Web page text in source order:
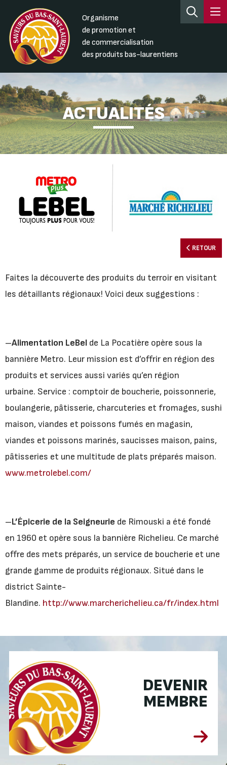
Organisme
de promotion et
de commercialisation
des produits bas-laurentiens
ACTUALITÉS
RETOUR
Faites la découverte des produits du terroir en visitant
les détaillants régionaux! Voici deux suggestions :
–Alimentation LeBel de La Pocatière opère sous la
bannière Metro. Leur mission est d’offrir en région des
produits et services aussi variés qu’en région
urbaine. Service : comptoir de boucherie, poissonnerie,
boulangerie, pâtisserie, charcuteries et fromages, sushi
maison, viandes et poissons fumés en magasin,
viandes et poissons marinés, saucisses maison, pains,
pâtisseries et une multitude de plats préparés maison.
www.metrolebel.com/
–L’Épicerie de la Seigneurie de Rimouski a été fondé
en 1960 et opère sous la bannière Richelieu. Ce marché
offre des mets préparés, un service de boucherie et une
grande gamme de produits régionaux. Situé dans le
district Sainte-
Blandine. http://www.marcherichelieu.ca/fr/index.html
DEVENIR
MEMBRE